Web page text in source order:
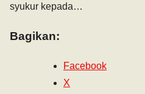
syukur kepada…
Bagikan:
Facebook
X